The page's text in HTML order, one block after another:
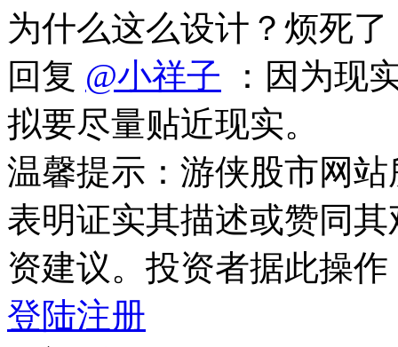
为什么这么设计？烦死了
回复 @小祥子 ：因为现
拟要尽量贴近现实。
温馨提示：游侠股市网
表明证实其描述或赞同
资建议。投资者据此操
登陆注册